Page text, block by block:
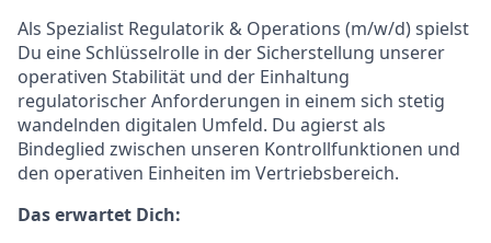
Als Spezialist Regulatorik & Operations (m/w/d) spielst
Du eine Schlüsselrolle in der Sicherstellung unserer
operativen Stabilität und der Einhaltung
regulatorischer Anforderungen in einem sich stetig
wandelnden digitalen Umfeld. Du agierst als
Bindeglied zwischen unseren Kontrollfunktionen und
den operativen Einheiten im Vertriebsbereich.
Das erwartet Dich: